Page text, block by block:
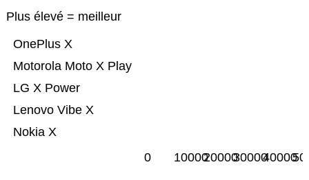
Plus élevé = meilleur
Nokia X
Lenovo Vibe X
LG X Power
Motorola Moto X Play
OnePlus X
0 10000200003000040000